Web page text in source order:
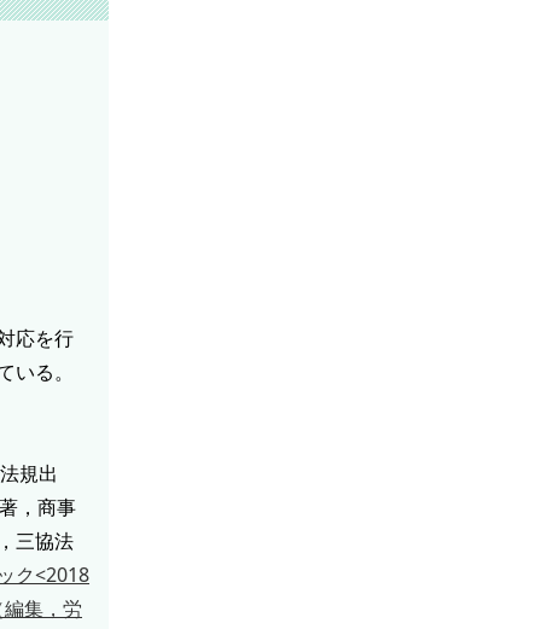
応を行
る。
規出
，商事
三協法
ク<2018
集，労